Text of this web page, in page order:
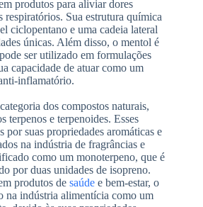
produtos para aliviar dores
respiratórios. Sua estrutura química
ciclopentano e uma cadeia lateral
únicas. Além disso, o mentol é
ser utilizado em formulações
capacidade de atuar como um
inflamatório.
dos compostos naturais,
terpenos e terpenoides. Esses
por suas propriedades aromáticas e
na indústria de fragrâncias e
como um monoterpeno, que é
por duas unidades de isopreno.
produtos de saúde e bem-estar, o
na indústria alimentícia como um